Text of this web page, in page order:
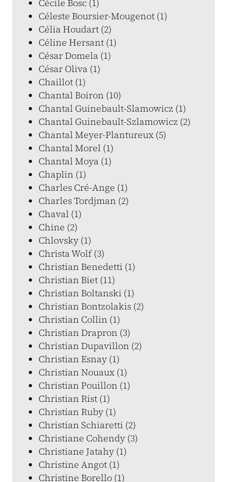
Cécile Bosc (1)
Céleste Boursier-Mougenot (1)
Célia Houdart (2)
Céline Hersant (1)
César Domela (1)
César Oliva (1)
Chaillot (1)
Chantal Boiron (10)
Chantal Guinebault-Slamowicz (1)
Chantal Guinebault-Szlamowicz (2)
Chantal Meyer-Plantureux (5)
Chantal Morel (1)
Chantal Moya (1)
Chaplin (1)
Charles Cré-Ange (1)
Charles Tordjman (2)
Chaval (1)
Chine (2)
Chlovsky (1)
Christa Wolf (3)
Christian Benedetti (1)
Christian Biet (11)
Christian Boltanski (1)
Christian Bontzolakis (2)
Christian Collin (1)
Christian Drapron (3)
Christian Dupavillon (2)
Christian Esnay (1)
Christian Nouaux (1)
Christian Pouillon (1)
Christian Rist (1)
Christian Ruby (1)
Christian Schiaretti (2)
Christiane Cohendy (3)
Christiane Jatahy (1)
Christine Angot (1)
Christine Borello (1)